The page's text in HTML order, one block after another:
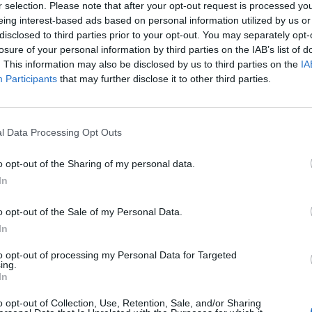
selection. Please note that after your opt-out request is processed
interest-based ads based on personal information utilized by us
to third parties prior to your opt-out. You may separately
of your personal information by third parties on the IAB’s list of
This information may also be disclosed by us to third parties on the
Participants that may further disclose it to other third parties.
Data Processing Opt Outs
opt-out of the Sharing of my personal data.
opt-out of the Sale of my Personal Data.
opt-out of processing my Personal Data for Targeted
opt-out of Collection, Use, Retention, Sale, and/or Sharing
prodotto è una vera e propria specialità
compreso tra i comuni di Loreto
Villa Celiera, Brittoli, Penne, Carpineto
Castronno
diagosto
a cuore l'informazione del nostro territorio e
prima linea per informarvi in modo puntuale.